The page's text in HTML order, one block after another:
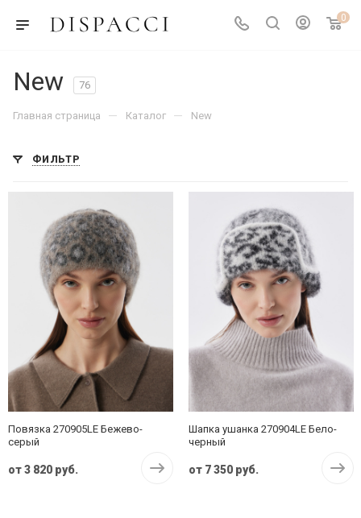
0
New 76
Главная страница — Каталог — New
ФИЛЬТР
Повязка 270905LE Бежево-
серый
от3 820 руб.
Шапка ушанка 270904LE Бело-
черный
от 7 350 руб.